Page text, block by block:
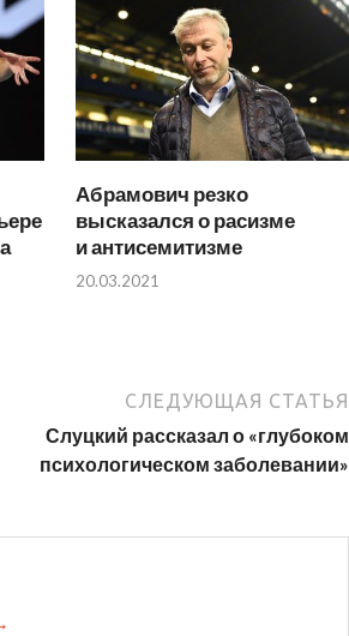
Абрамович резко
высказался о расизме
и антисемитизме
20.03.2021
СЛЕДУЮЩАЯ СТАТЬЯ
Слуцкий рассказал о «глубоком
психологическом заболевании»